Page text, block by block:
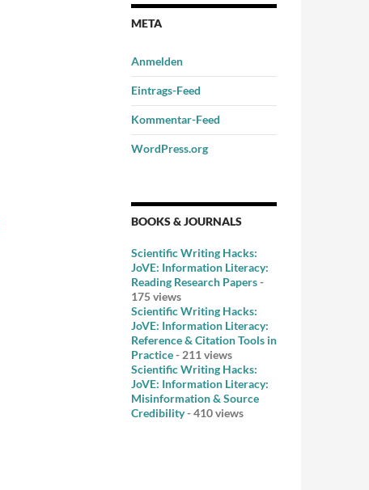
META
Anmelden
Eintrags-Feed
Kommentar-Feed
WordPress.org
BOOKS & JOURNALS
Scientific Writing Hacks:
JoVE: Information Literacy:
Reading Research Papers-
175 views
Scientific Writing Hacks:
JoVE: Information Literacy:
Reference & Citation Tools in
Practice- 211 views
Scientific Writing Hacks:
JoVE: Information Literacy:
Misinformation & Source
Credibility- 410 views